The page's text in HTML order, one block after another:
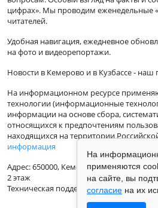
цифрах». Мы проводим еженедельные
читателей.
Удобная навигация, ежедневное
на фото и видеорепортажи.
Новости в Кемерово и в Кузбассе - наш
На информационном ресурсе
технологии (информационные
информации на основе сбора,
относящихся к предпочтениям
находящихся на территории
информация
Адрес: 650000, Кемеровская Область,
2 этаж
Техническая поддержка:
На
применяются
на сайте, вы
согласие на их